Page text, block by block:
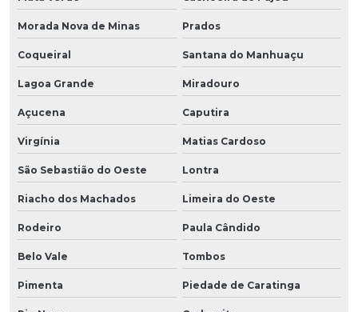
Morada Nova de Minas Prados
Coqueiral Santana do Manhuaçu
Lagoa Grande Miradouro
Açucena Caputira
Virgínia Matias Cardoso
São Sebastião do Oeste Lontra
Riacho dos Machados Limeira do Oeste
Rodeiro Paula Cândido
Belo Vale Tombos
Pimenta Piedade de Caratinga